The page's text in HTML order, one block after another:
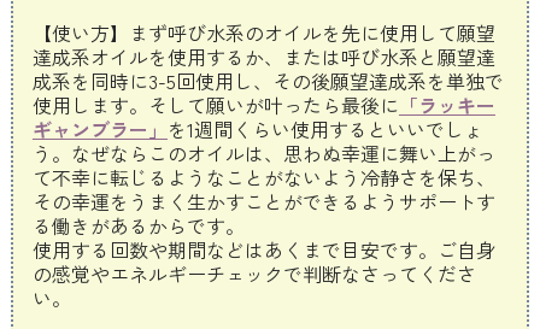
【使い方】まず呼び水系のオイルを先に使用して願望
達成系オイルを使用するか、または呼び水系と願望達
成系を同時に3-5回使用し、その後願望達成系を単独で
使用します。そして願いが叶ったら最後に 「ラッキー
ギャンブラー」 を1週間くらい使用するといいでしょ
う。なぜならこのオイルは、思わぬ幸運に舞い上がっ
て不幸に転じるようなことがないよう冷静さを保ち、
その幸運をうまく生かすことができるようサポートす
る働きがあるからです。
使用する回数や期間などはあくまで目安です。ご自身
の感覚やエネルギーチェックで判断なさってくださ
い。